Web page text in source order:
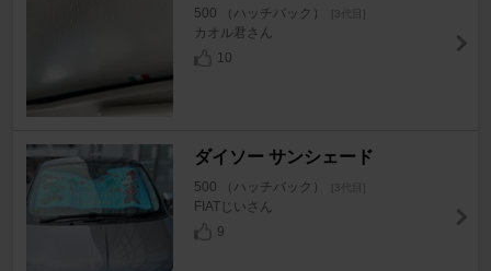
500 （ハッチバック） [3代目]
カオル君さん
10
ダイソー サンシェード
500 （ハッチバック） [3代目]
FIATじいさん
9